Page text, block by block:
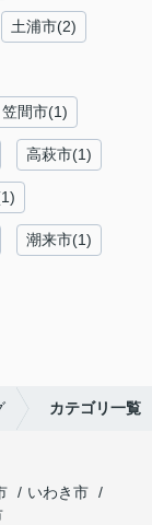
土浦市(2)
笠間市(1)
高萩市(1)
潮来市(1)
カテゴリ一覧
いわき市